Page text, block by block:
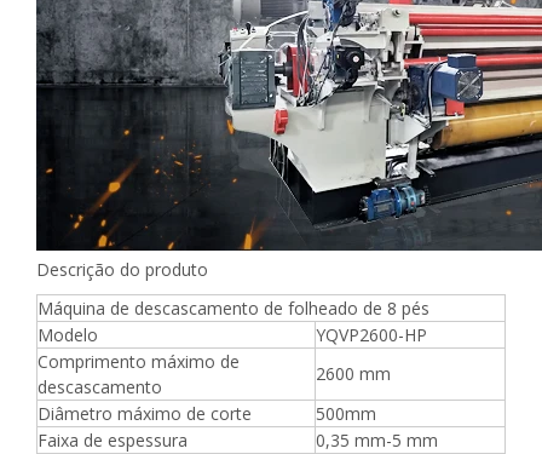
Descrição do produto
Máquina de descascamento de folheado de 8 pés
Modelo
YQVP2600-HP
Comprimento máximo de
descascamento
2600 mm
Diâmetro máximo de corte
500mm
Faixa de espessura
0,35 mm-5 mm